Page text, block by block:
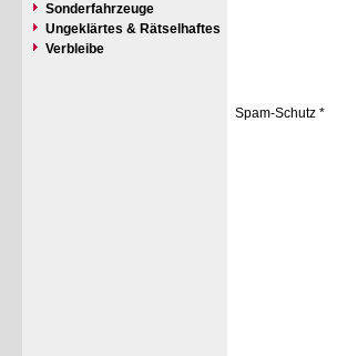
Sonderfahrzeuge
Ungeklärtes & Rätselhaftes
Verbleibe
Spam-Schutz *